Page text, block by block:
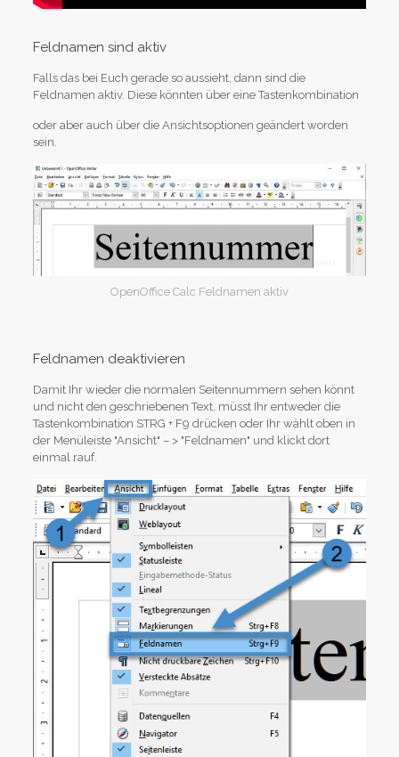
Feldnamen sind aktiv
Falls das bei Euch gerade so aussieht, dann sind die
Feldnamen aktiv. Diese könnten über eine Tastenkombination
oder aber auch über die Ansichtsoptionen geändert worden
sein.
OpenOffice Calc Feldnamen aktiv
Feldnamen deaktivieren
Damit Ihr wieder die normalen Seitennummern sehen könnt
und nicht den geschriebenen Text, müsst Ihr entweder die
Tastenkombination STRG + F9 drücken oder Ihr wählt oben in
der Menüleiste "Ansicht" – > "Feldnamen" und klickt dort
einmal rauf.